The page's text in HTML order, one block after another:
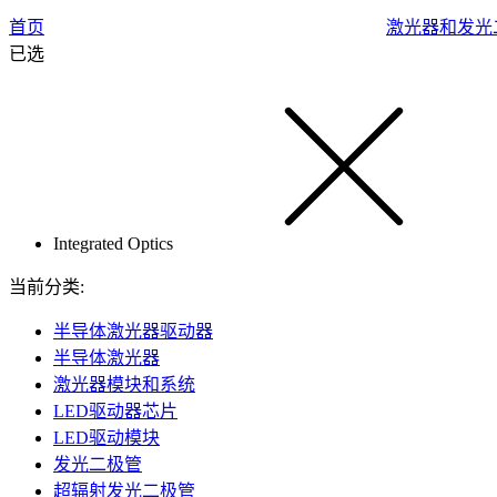
首页 激光器和发光
已选
Integrated Optics
当前分类:
半导体激光器驱动器
半导体激光器
激光器模块和系统
LED驱动器芯片
LED驱动模块
发光二极管
超辐射发光二极管